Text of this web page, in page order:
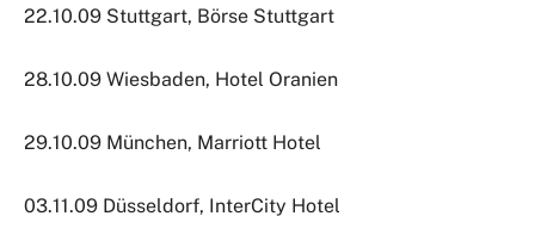
22.10.09 Stuttgart, Börse Stuttgart
28.10.09 Wiesbaden, Hotel Oranien
29.10.09 München, Marriott Hotel
03.11.09 Düsseldorf, InterCity Hotel